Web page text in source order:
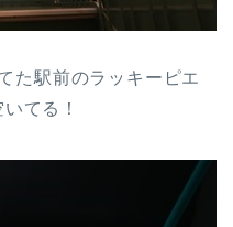
た駅前のラッキーピエ
てる！